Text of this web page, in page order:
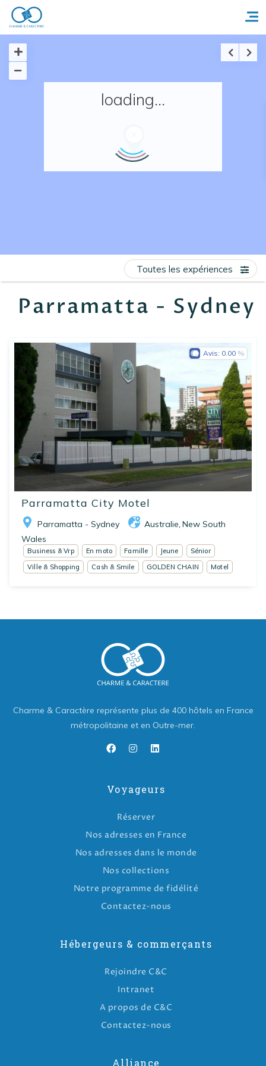
Accueil
loading...
Parramatta - Sydney
Toutes les expériences
Parramatta City Motel
Parramatta - Sydney Australie New South
Wales
Avis: 0.00
Business & Vrp En moto Famille Jeune
Sénior
Ville & Shopping
Cash & Smile GOLDEN CHAIN Motel
Charme & Caractère représente plus de 400 hôtels en France
métropolitaine et en Outre-mer.
Voyageurs
Réserver
Nos adresses en France
Nos adresses dans le monde
Nos collections
Notre programme de fidélité
Contactez-nous
Hébergeurs & commerçants
Rejoindre C&C
Intranet
A propos de C&C
Contactez-nous
Alliance